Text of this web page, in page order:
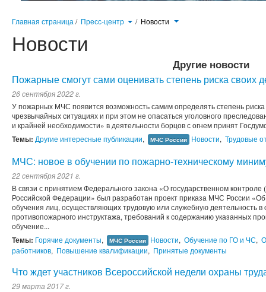
Главная страница / Пресс-центр / Новости
Новости
Другие новости
Пожарные смогут сами оценивать степень риска своих
26 сентября 2022 г.
У пожарных МЧС появится возможность самим определять степень
чрезвычайных ситуациях и при этом не опасаться уголовного
и крайней необходимости» в деятельности борцов с огнем принят
Темы: Другие интересные публикации, МЧС России Новости, Трудовые
МЧС: новое в обучении по пожарно-техническому
22 сентября 2021 г.
В связи с принятием Федерального закона «О государственном
Российской Федерации» был разработан проект приказа МЧС России
обучения лиц, осуществляющих трудовую или служебную деятельность в
противопожарного инструктажа, требований к содержанию указанных
обучение...
Темы: Горячие документы, МЧС России Новости, Обучение по ГО и ЧС,
работников, Повышение квалификации, Принятые документы
Что ждет участников Всероссийской недели охраны
29 марта 2017 г.